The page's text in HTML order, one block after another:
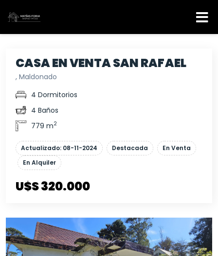
CASA EN VENTA SAN RAFAEL
, Maldonado
4 Dormitorios
4 Baños
779 m2
Actualizado: 08-11-2024 Destacada
En Venta
En Alquiler
U$S 320.000